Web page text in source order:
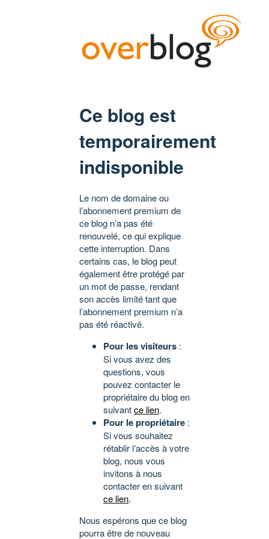
Ce blog est
temporairement
indisponible
Le nom de domaine ou
l’abonnement premium de
ce blog n’a pas été
renouvelé, ce qui explique
cette interruption. Dans
certains cas, le blog peut
également être protégé par
un mot de passe, rendant
son accès limité tant que
l’abonnement premium n’a
pas été réactivé.
Pour les visiteurs :
Si vous avez des
questions, vous
pouvez contacter le
propriétaire du blog en
suivantce lien.
Pour le propriétaire :
Si vous souhaitez
rétablir l’accès à votre
blog, nous vous
invitons à nous
contacter en suivant
ce lien.
Nous espérons que ce blog
pourra être de nouveau